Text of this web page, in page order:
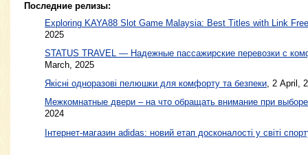
Последние релизы:
Exploring KAYA88 Slot Game Malaysia: Best Titles with Link
2025
STATUS TRAVEL — Надежные пассажирские перевозки с
March, 2025
Якісні одноразові пелюшки для комфорту та безпеки, 2 April,
Межкомнатные двери – на что обращать внимание при
2024
Інтернет-магазин adidas: новий етап досконалості у світі